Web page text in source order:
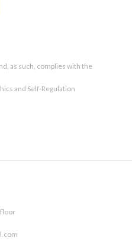
as such, complies with the
and Self-Regulation